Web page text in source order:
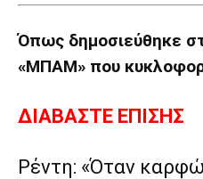
Όπως δημοσιεύθηκε
«ΜΠΑΜ» που
ΔΙΑΒΑΣΤΕ ΕΠΙΣΗΣ
Ρέντη: «Όταν